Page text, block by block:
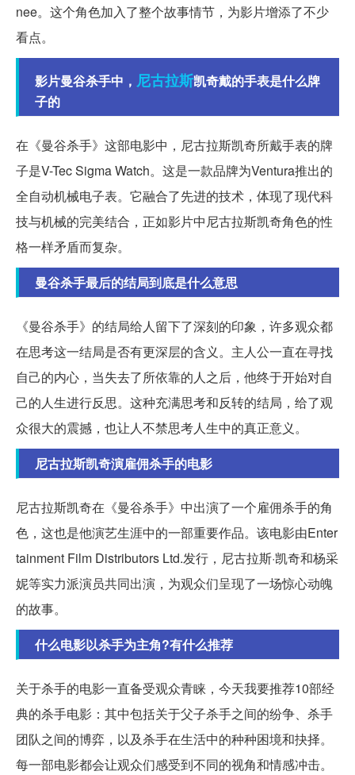
nee。这个角色加入了整个故事情节，为影片增添了不少
看点。
影片曼谷杀手中， 尼古拉斯凯奇戴的手表是什么牌
子的
在《曼谷杀手》这部电影中，尼古拉斯凯奇所戴手表的牌
子是V-Tec Sigma Watch。这是一款品牌为Ventura推出的
全自动机械电子表。它融合了先进的技术，体现了现代科
技与机械的完美结合，正如影片中尼古拉斯凯奇角色的性
格一样矛盾而复杂。
曼谷杀手最后的结局到底是什么意思
《曼谷杀手》的结局给人留下了深刻的印象，许多观众都
在思考这一结局是否有更深层的含义。主人公一直在寻找
自己的内心，当失去了所依靠的人之后，他终于开始对自
己的人生进行反思。这种充满思考和反转的结局，给了观
众很大的震撼，也让人不禁思考人生中的真正意义。
尼古拉斯凯奇演雇佣杀手的电影
尼古拉斯凯奇在《曼谷杀手》中出演了一个雇佣杀手的角
色，这也是他演艺生涯中的一部重要作品。该电影由Enter
tainment Film Distributors Ltd.发行，尼古拉斯·凯奇和杨采
妮等实力派演员共同出演，为观众们呈现了一场惊心动魄
的故事。
什么电影以杀手为主角?有什么推荐
关于杀手的电影一直备受观众青睐，今天我要推荐10部经
典的杀手电影：其中包括关于父子杀手之间的纷争、杀手
团队之间的博弈，以及杀手在生活中的种种困境和抉择。
每一部电影都会让观众们感受到不同的视角和情感冲击。